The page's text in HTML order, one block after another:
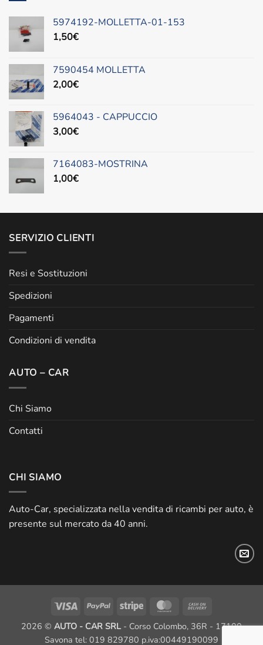
5974192-MOLLETTA-01-153
1,50€
7590454 MOLLETTA
2,00€
5964043 - CAPPUCCIO
3,00€
7164083-MOSTRINA
1,00€
SERVIZIO CLIENTI
Resi e Sostituzioni
Spedizioni
Pagamenti
Condizioni di vendita
AUTO – CAR
Chi Siamo
Contatti
CHI SIAMO
Auto-Car, specializzata nella vendita di ricambi per auto, è
presente sul mercato da 40 anni.
Visa PayPal Stripe MasterCard
Delivery
2026 © AUTO - CAR SRL - Corso Colombo, 36R - 17100
Savona tel: 019 829780 p.iva:00449190099